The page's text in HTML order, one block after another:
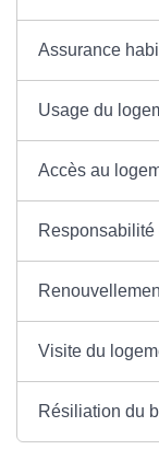
Assurance
Usage du
Accès au
Visite du
Résiliation du